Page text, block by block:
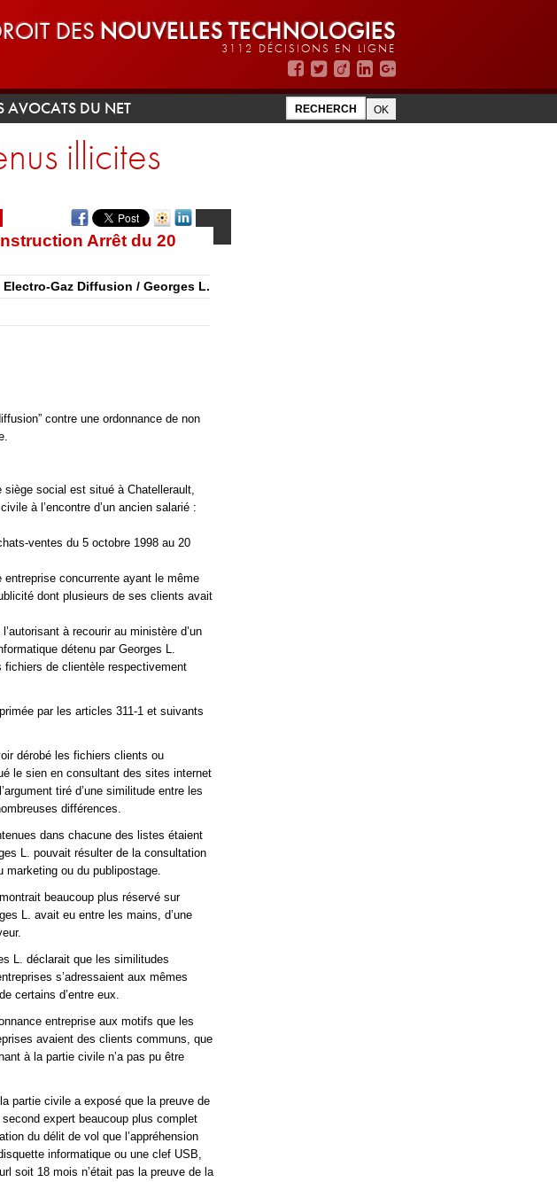
DES NOUVELLES TECHNOLOGIES
3112 DÉCISIONS EN LIGNE
AVOCATS DU NET
illicites
Arrêt du 20
Electro-Gaz Diffusion / Georges L.
contre une ordonnance de non
social est situé à Chatellerault,
à l’encontre d’un ancien salarié :
ventes du 5 octobre 1998 au 20
entreprise concurrente ayant le même
dont plusieurs de ses clients avait
à recourir au ministère d’un
détenu par Georges L.
de clientèle respectivement
par les articles 311-1 et suivants
dérobé les fichiers clients ou
le sien en consultant des sites internet
tiré d’une similitude entre les
différences.
dans chacune des listes étaient
L. pouvait résulter de la consultation
marketing ou du publipostage.
beaucoup plus réservé sur
L. avait eu entre les mains, d’une
L. déclarait que les similitudes
s’adressaient aux mêmes
certains d’entre eux.
entreprise aux motifs que les
avaient des clients communs, que
à la partie civile n’a pas pu être
partie civile a exposé que la preuve de
expert beaucoup plus complet
du délit de vol que l’appréhension
informatique ou une clef USB,
soit 18 mois n’était pas la preuve de la